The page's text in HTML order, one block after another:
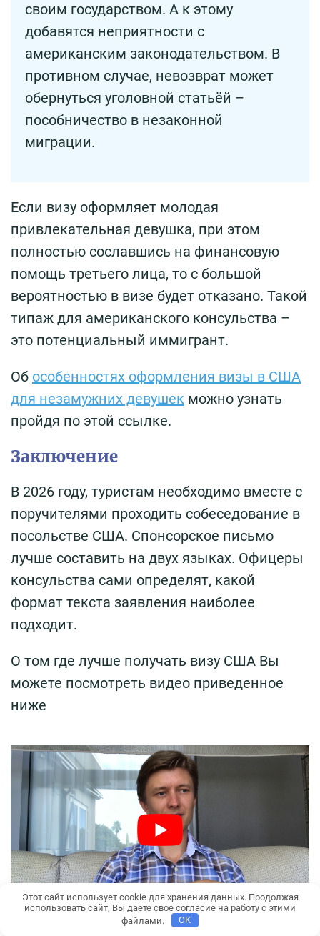
своим государством. А к этому
добавятся неприятности с
американским законодательством. В
противном случае, невозврат может
обернуться уголовной статьёй –
пособничество в незаконной
миграции.
Если визу оформляет молодая
привлекательная девушка, при этом
полностью сославшись на финансовую
помощь третьего лица, то с большой
вероятностью в визе будет отказано. Такой
типаж для американского консульства –
это потенциальный иммигрант.
Об особенностях оформления визы в США
для незамужних девушек можно узнать
пройдя по этой ссылке.
Заключение
В 2026 году, туристам необходимо вместе с
поручителями проходить собеседование в
посольстве США. Спонсорское письмо
лучше составить на двух языках. Офицеры
консульства сами определят, какой
формат текста заявления наиболее
подходит.
О том где лучше получать визу США Вы
можете посмотреть видео приведенное
ниже
Этот сайт использует cookie для хранения данных. Продолжая
использовать сайт, Вы даете свое согласие на работу с этими
файлами.
OK